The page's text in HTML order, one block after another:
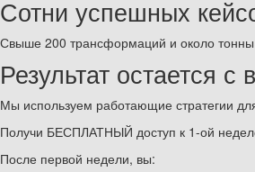
Сотни успешных
Свыше 200 трансформаций и около тонны
Результат остается с
Мы используем работающие стратегии
Получи БЕСПЛАТНЫЙ доступ к 1-ой
После первой недели, вы: